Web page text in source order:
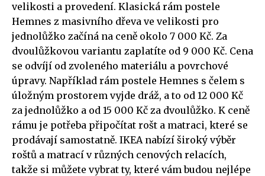
velikosti a provedení. Klasická rám postele
Hemnes z masivního dřeva ve velikosti pro
jednolůžko začíná na ceně okolo 7 000 Kč. Za
dvoulůžkovou variantu zaplatíte od 9 000 Kč. Cena
se odvíjí od zvoleného materiálu a povrchové
úpravy. Například rám postele Hemnes s čelem s
úložným prostorem vyjde dráž, a to od 12 000 Kč
za jednolůžko a od 15 000 Kč za dvoulůžko. K ceně
rámu je potřeba připočítat rošt a matraci, které se
prodávají samostatně. IKEA nabízí široký výběr
roštů a matrací v různých cenových relacích,
takže si můžete vybrat ty, které vám budou nejlépe